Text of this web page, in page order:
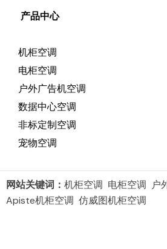
产品中心
机柜空调
电柜空调
户外广告机空调
数据中心空调
非标定制空调
宠物空调
网站关键词： 机柜空调 电柜空调 户
Apiste机柜空调 仿威图机柜空调